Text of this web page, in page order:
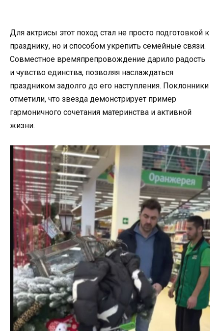
Для актрисы этот поход стал не просто подготовкой к
празднику, но и способом укрепить семейные связи.
Совместное времяпрепровождение дарило радость
и чувство единства, позволяя наслаждаться
праздником задолго до его наступления. Поклонники
отметили, что звезда демонстрирует пример
гармоничного сочетания материнства и активной
жизни.